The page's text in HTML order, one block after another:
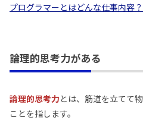
プログラマーとはどんな仕事内容
論理的思考力がある
論理的思考力 とは、筋道を立てて
ことを指します。